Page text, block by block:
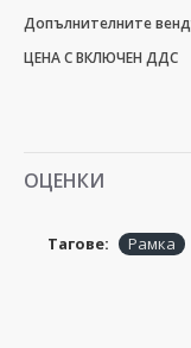
Допълнителните
ЦЕНА С ВКЛЮЧЕН ДДС
ОЦЕНКИ
Тагове: Рамка